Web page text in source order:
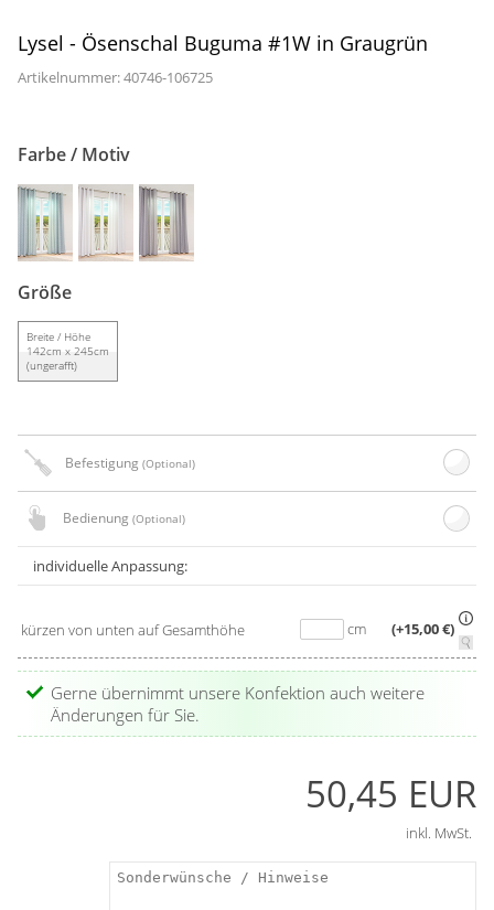
Lysel - Ösenschal Buguma #1W in Graugrün
Artikelnummer: 40746-106725
Farbe / Motiv
Größe
Breite / Höhe
142cm x 245cm
(ungerafft)
Befestigung (Optional)
Bedienung (Optional)
individuelle Anpassung:
kürzen von unten auf Gesamthöhe cm (+15,00 €)
Gerne übernimmt unsere Konfektion auch weitere
Änderungen für Sie.
50,45 EUR
inkl. MwSt.